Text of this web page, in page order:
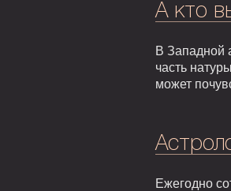
А кто
В Западной
часть
может
Ежегодно